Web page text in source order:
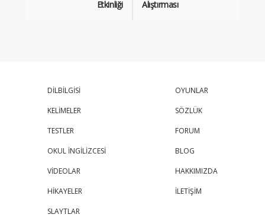
Etkinliği
Alıştırması
DİLBİLGİSİ
KELİMELER
TESTLER
OKUL İNGİLİZCESİ
VİDEOLAR
HİKAYELER
SLAYTLAR
OYUNLAR
SÖZLÜK
FORUM
BLOG
HAKKIMIZDA
İLETİŞİM